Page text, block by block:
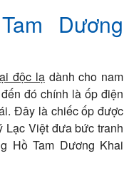
Dương
độc lạdành cho nam
đó chính là ốp điện
Đây là chiếc ốp được
Lạc Việt đưa bức tranh
Hồ Tam Dương Khai